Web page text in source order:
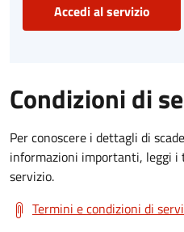
Accedi al servizio
Condizioni di
Per conoscere i dettagli di
informazioni importanti, leggi i
servizio.
Termini e condizioni di